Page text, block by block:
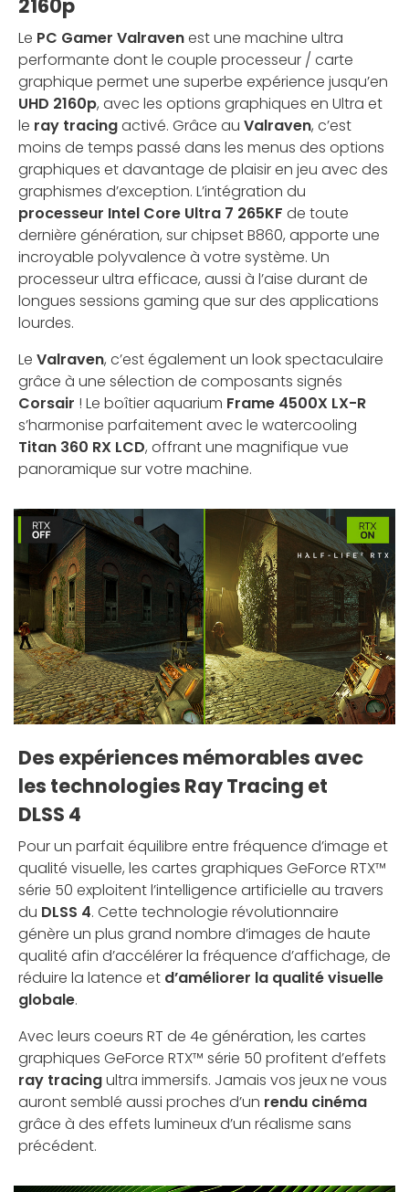
2160p
Le PC Gamer Valravenest une machine ultra
performante dont le couple processeur / carte
graphique permet une superbe expérience jusqu’en
UHD 2160p, avec les options graphiques en Ultra et
le ray tracingactivé. Grâce au Valraven, c’est
moins de temps passé dans les menus des options
graphiques et davantage de plaisir en jeu avec des
graphismes d’exception. L’intégration du
processeur Intel Core Ultra 7 265KF de toute
dernière génération, sur chipset B860, apporte une
incroyable polyvalence à votre système. Un
processeur ultra efficace, aussi à l’aise durant de
longues sessions gaming que sur des applications
lourdes.
Le Valraven, c’est également un look spectaculaire
grâce à une sélection de composants signés
Corsair ! Le boîtier aquarium Frame 4500X LX-R
s’harmonise parfaitement avec le watercooling
Titan 360 RX LCD, offrant une magnifique vue
panoramique sur votre machine.
Des expériences mémorables avec
les technologies Ray Tracing et
DLSS 4
Pour un parfait équilibre entre fréquence d’image et
qualité visuelle, les cartes graphiques GeForce RTX™
série 50 exploitent l’intelligence artificielle au travers
du DLSS 4. Cette technologie révolutionnaire
génère un plus grand nombre d’images de haute
qualité afin d’accélérer la fréquence d’affichage, de
réduire la latence et d’améliorer la qualité visuelle
globale.
Avec leurs coeurs RT de 4e génération, les cartes
graphiques GeForce RTX™ série 50 profitent d’effets
ray tracingultra immersifs. Jamais vos jeux ne vous
auront semblé aussi proches d’un rendu cinéma
grâce à des effets lumineux d’un réalisme sans
précédent.